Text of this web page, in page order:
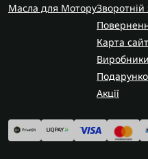
Масла для МоторуЗворотній
Карта
Виробники
Акції